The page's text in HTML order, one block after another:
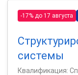
-17% до 17 августа
системы
Квалификация: